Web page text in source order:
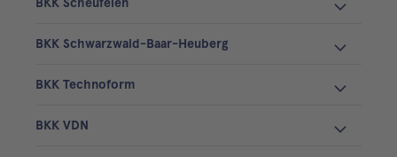
BKK Schwarzwald-Baar-Heuberg
BKK Technoform
BKK VDN